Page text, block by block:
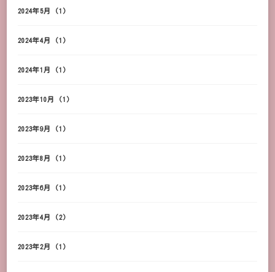
2024年5月 (1)
2024年4月 (1)
2024年1月 (1)
2023年10月 (1)
2023年9月 (1)
2023年8月 (1)
2023年6月 (1)
2023年4月 (2)
2023年2月 (1)